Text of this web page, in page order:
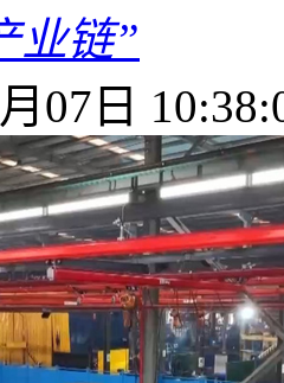
业链”
07日